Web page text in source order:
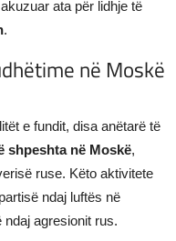
ata për lidhje të
.
në Moskë
e fundit, disa anëtarë të
shpeshta në Moskë,
ruse. Këto aktivitete
ndaj luftës në
agresionit rus.